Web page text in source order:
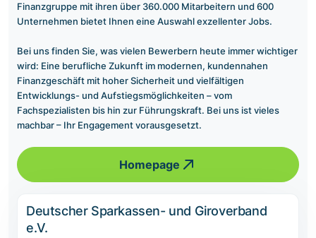
Finanzgruppe mit ihren über 360.000 Mitarbeitern und 600
Unternehmen bietet Ihnen eine Auswahl exzellenter Jobs.
Bei uns finden Sie, was vielen Bewerbern heute immer wichtiger
wird: Eine berufliche Zukunft im modernen, kundennahen
Finanzgeschäft mit hoher Sicherheit und vielfältigen
Entwicklungs- und Aufstiegsmöglichkeiten – vom
Fachspezialisten bis hin zur Führungskraft. Bei uns ist vieles
machbar – Ihr Engagement vorausgesetzt.
Homepage
Deutscher Sparkassen- und Giroverband
e.V.